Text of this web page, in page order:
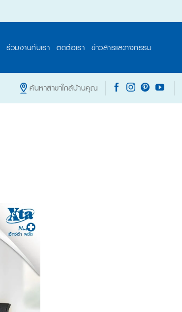
ร่วมงานกับเรา ติดต่อเรา ข่าวสารและกิจกรรม
ค้นหาสาขาใกล้บ้านคุณ